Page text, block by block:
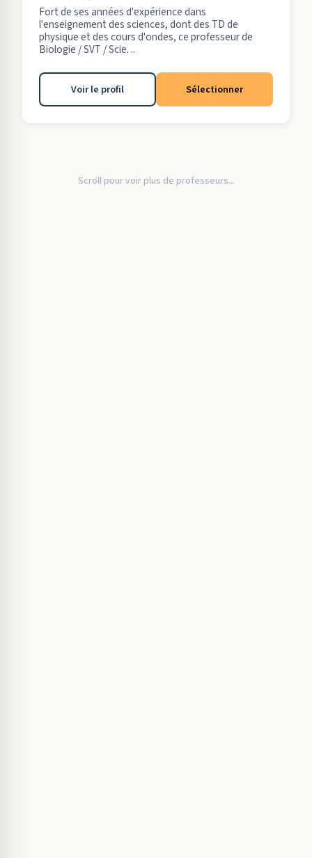
Fort de ses années d'expérience dans
l'enseignement des sciences, dont des TD de
physique et des cours d'ondes, ce professeur de
Biologie / SVT / Scie. ..
Voir le profil Sélectionner
Scroll pour voir plus de professeurs...